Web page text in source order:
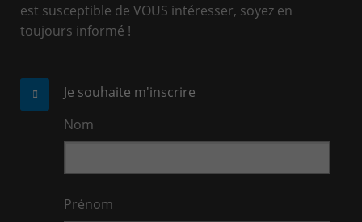
est susceptible de VOUS intéresser, soyez en
toujours informé !
Je souhaite m'inscrire
Nom
Prénom